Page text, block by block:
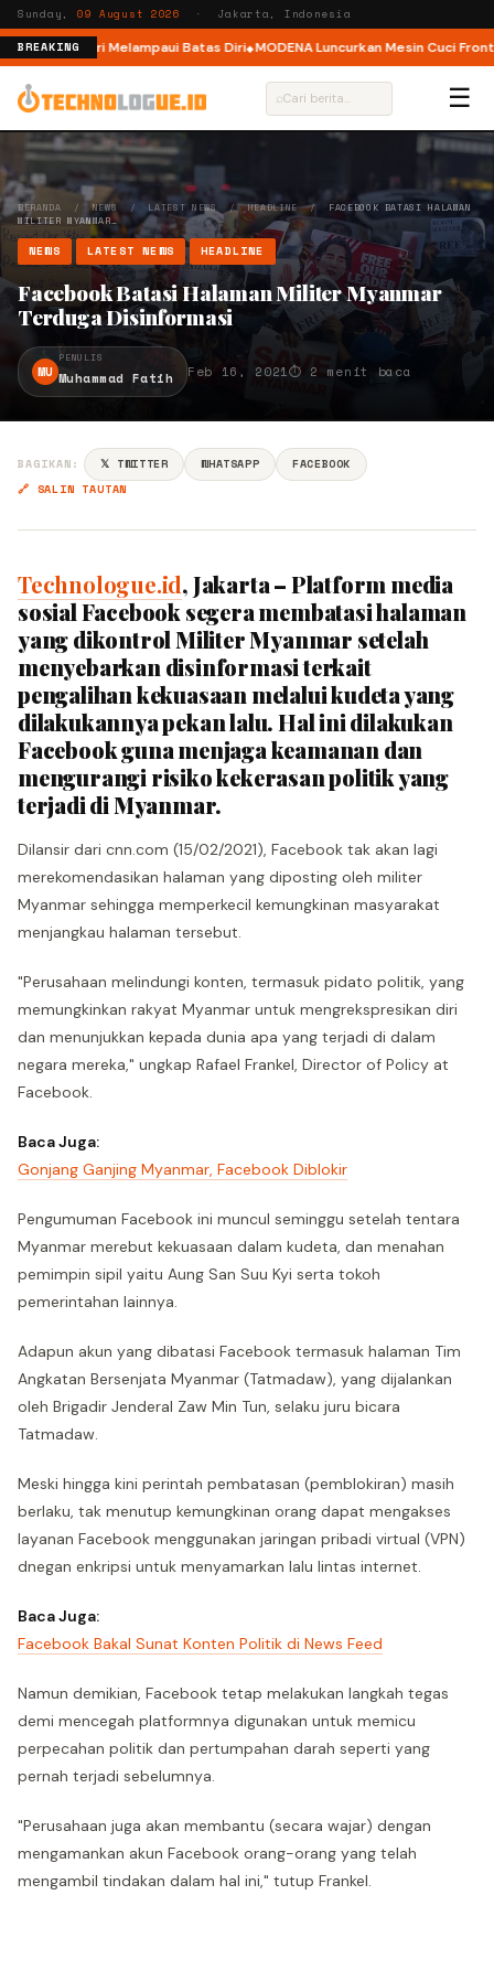
Sunday, 09 August 2026 · Jakarta, Indonesia
BREAKING
Ajak Pelari Melampaui Batas Diri MODENA Luncurkan Mesin Cuci Front
⌕ ☰
BERANDA /NEWS/ LATEST NEWS /HEADLINE/ FACEBOOK BATASI HALAMAN
MILITER MYANMAR…
NEWS LATEST NEWS HEADLINE
Facebook Batasi Halaman Militer Myanmar
Terduga Disinformasi
MU
PENULIS
Muhammad Fatih Feb 16, 2021⏱ 2 menit baca
BAGIKAN: 𝕏 TWITTER WHATSAPP
FACEBOOK
🔗 SALIN TAUTAN
Technologue.id, Jakarta – Platform media
sosial Facebook segera membatasi halaman
yang dikontrol Militer Myanmar setelah
menyebarkan disinformasi terkait
pengalihan kekuasaan melalui kudeta yang
dilakukannya pekan lalu. Hal ini dilakukan
Facebook guna menjaga keamanan dan
mengurangi risiko kekerasan politik yang
terjadi di Myanmar.
Dilansir dari cnn.com (15/02/2021), Facebook tak akan lagi
merekomendasikan halaman yang diposting oleh militer
Myanmar sehingga memperkecil kemungkinan masyarakat
menjangkau halaman tersebut.
"Perusahaan melindungi konten, termasuk pidato politik, yang
memungkinkan rakyat Myanmar untuk mengrekspresikan diri
dan menunjukkan kepada dunia apa yang terjadi di dalam
negara mereka," ungkap Rafael Frankel, Director of Policy at
Facebook.
Baca Juga:
Gonjang Ganjing Myanmar, Facebook Diblokir
Pengumuman Facebook ini muncul seminggu setelah tentara
Myanmar merebut kekuasaan dalam kudeta, dan menahan
pemimpin sipil yaitu Aung San Suu Kyi serta tokoh
pemerintahan lainnya.
Adapun akun yang dibatasi Facebook termasuk halaman Tim
Angkatan Bersenjata Myanmar (Tatmadaw), yang dijalankan
oleh Brigadir Jenderal Zaw Min Tun, selaku juru bicara
Tatmadaw.
Meski hingga kini perintah pembatasan (pemblokiran) masih
berlaku, tak menutup kemungkinan orang dapat mengakses
layanan Facebook menggunakan jaringan pribadi virtual (VPN)
dnegan enkripsi untuk menyamarkan lalu lintas internet.
Baca Juga:
Facebook Bakal Sunat Konten Politik di News Feed
Namun demikian, Facebook tetap melakukan langkah tegas
demi mencegah platformnya digunakan untuk memicu
perpecahan politik dan pertumpahan darah seperti yang
pernah terjadi sebelumnya.
"Perusahaan juga akan membantu (secara wajar) dengan
mengamankan akun Facebook orang-orang yang telah
mengambil tindakan dalam hal ini," tutup Frankel.